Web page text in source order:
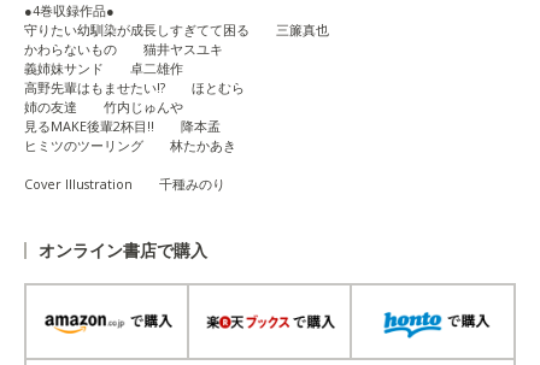
●4巻収録作品●
守りたい幼馴染が成長しすぎてて困る 三簾真也
かわらないもの 猫井ヤスユキ
義姉妹サンド 卓二雄作
高野先輩はもませたい!? ほとむら
姉の友達 竹内じゅんや
見るMAKE後輩2杯目!! 降本孟
ヒミツのツーリング 林たかあき
Cover Illustration 千種みのり
オンライン書店で購入